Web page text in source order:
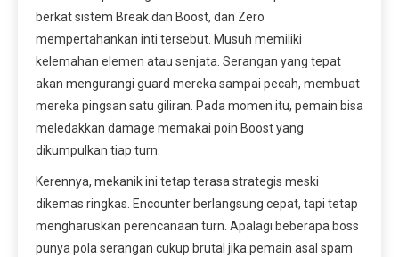
berkat sistem Break dan Boost, dan Zero
mempertahankan inti tersebut. Musuh memiliki
kelemahan elemen atau senjata. Serangan yang tepat
akan mengurangi guard mereka sampai pecah, membuat
mereka pingsan satu giliran. Pada momen itu, pemain bisa
meledakkan damage memakai poin Boost yang
dikumpulkan tiap turn.
Kerennya, mekanik ini tetap terasa strategis meski
dikemas ringkas. Encounter berlangsung cepat, tapi tetap
mengharuskan perencanaan turn. Apalagi beberapa boss
punya pola serangan cukup brutal jika pemain asal spam